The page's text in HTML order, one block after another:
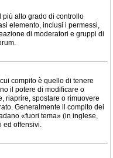
più alto grado di controllo
elemento, inclusi i permessi,
di moderatori e gruppi di
compito è quello di tenere
il potere di modificare o
riaprire, spostare o rimuovere
Generalmente il compito dei
«fuori tema» (in inglese,
ed offensivi.